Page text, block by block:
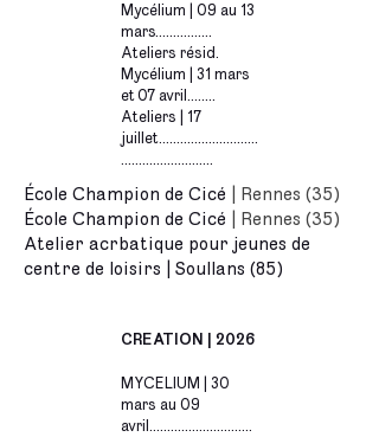
Mycélium | 09 au 13
mars................
Ateliers résid.
Mycélium | 31 mars
et 07 avril........
Ateliers | 17
juillet............................
..........................
École Champion de Cicé | Rennes (35)
École Champion de Cicé | Rennes (35)
Atelier acrbatique pour jeunes de
centre de loisirs | Soullans (85)
CREATION | 2026
MYCELIUM | 30
mars au 09
avril.............................